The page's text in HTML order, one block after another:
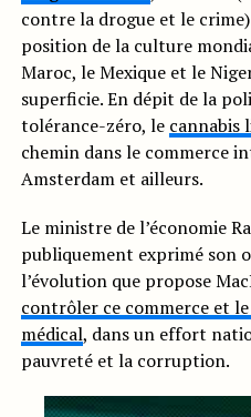
contre la drogue et le
position de la culture
Maroc, le Mexique et le
superficie. En dépit de la
tolérance-zéro, le cannabis
chemin dans le commerce
Amsterdam et ailleurs.
Le ministre de l’économie
publiquement exprimé son
l’évolution que propose
contrôler ce commerce et
médical, dans un effort
pauvreté et la corruption.